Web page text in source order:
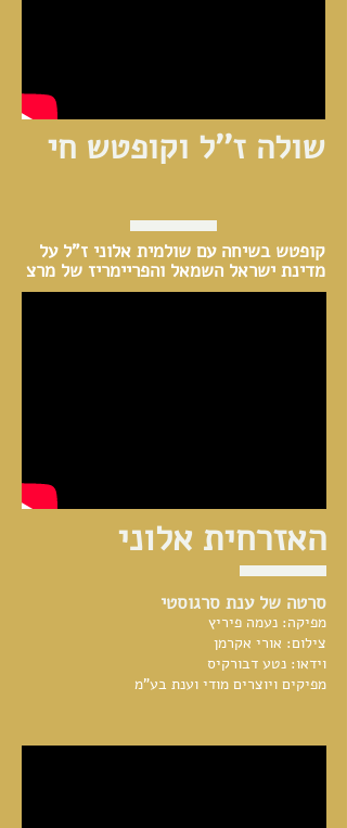
שולה ז''ל וקופטש חי
קופטש בשיחה עם שולמית אלוני ז"ל על
מדינת ישראל השמאל והפריימריז של מרצ
האזרחית אלוני
סרטה של ענת סרגוסטי
מפיקה: נעמה פיריץ
צילום: אורי אקרמן
וידאו: נטע דבורקיס
מפיקים ויוצרים מודי וענת בע"מ